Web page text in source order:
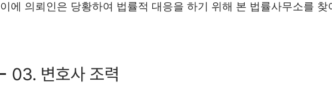
이에 의뢰인은 당황하여 법률적 대응을 하기 위해 본 법률사무소를 찾
03. 변호사 조력